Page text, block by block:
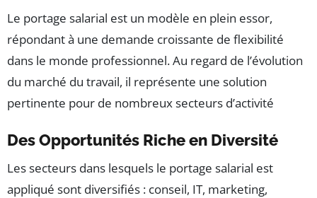
Le portage salarial est un modèle en plein essor,
répondant à une demande croissante de flexibilité
dans le monde professionnel. Au regard de l’évolution
du marché du travail, il représente une solution
pertinente pour de nombreux secteurs d’activité
Des Opportunités Riche en Diversité
Les secteurs dans lesquels le portage salarial est
appliqué sont diversifiés : conseil, IT, marketing,